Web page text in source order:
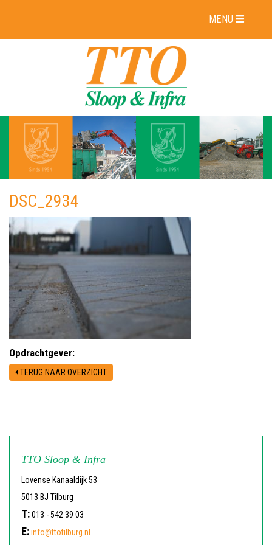
MENU
DSC_2934
Opdrachtgever:
TERUG NAAR OVERZICHT
TTO Sloop & Infra
Lovense Kanaaldijk 53
5013 BJ Tilburg
T:013 - 542 39 03
E:info@ttotilburg.nl